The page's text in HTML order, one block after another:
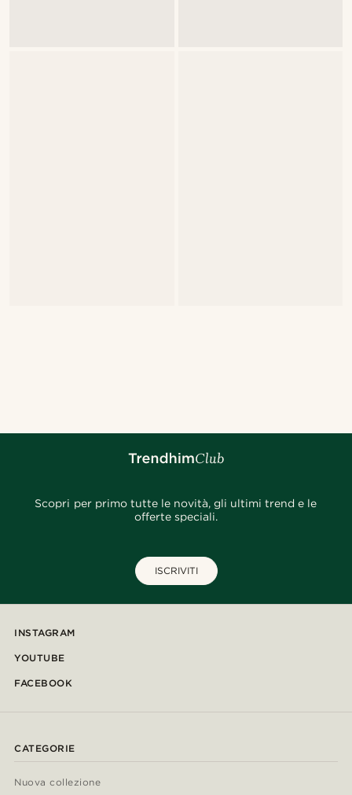
Scopri per primo tutte le novità, gli ultimi trend e le
offerte speciali.
ISCRIVITI
INSTAGRAM
YOUTUBE
FACEBOOK
CATEGORIE
Nuova collezione